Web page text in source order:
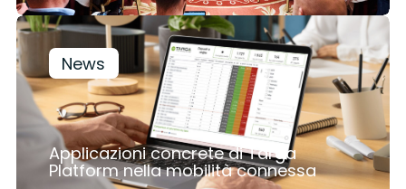
News
Applicazioni concrete di Targa
Platform nella mobilità connessa